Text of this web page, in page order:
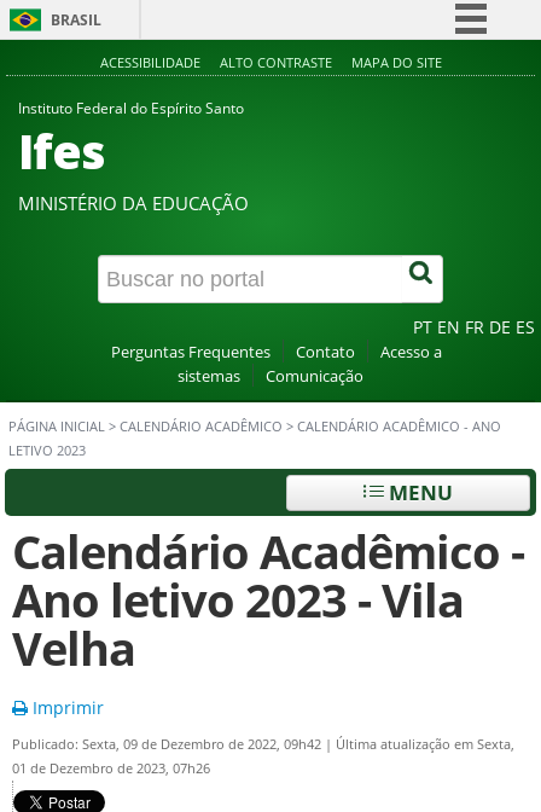
BRASIL
Simplifique!
Canais
ACESSIBILIDADE ALTO CONTRASTE MAPA DO SITE
Instituto Federal do Espírito Santo
Ifes
MINISTÉRIO DA EDUCAÇÃO
PT EN FR DE ES
Perguntas Frequentes Contato
Acesso a
sistemas
Comunicação
PÁGINA INICIAL > CALENDÁRIO ACADÊMICO > CALENDÁRIO ACADÊMICO - ANO
LETIVO 2023
MENU
Calendário Acadêmico -
Ano letivo 2023 - Vila
Velha
Imprimir
Publicado: Sexta, 09 de Dezembro de 2022, 09h42 | Última atualização em Sexta,
01 de Dezembro de 2023, 07h26